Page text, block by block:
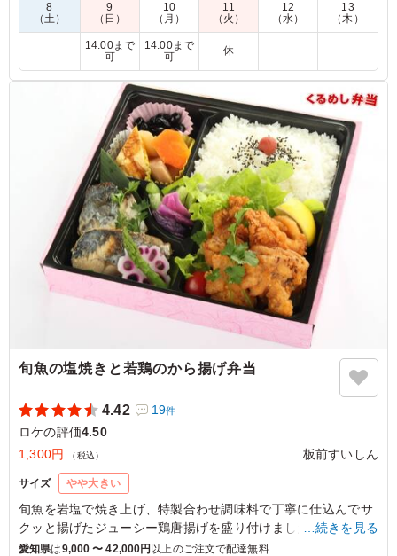
5.0
暑い日の外でのお弁当だったのですが、ハンバーグもおろ
しポン酢でさっぱり食べられジューシーで、肉じゃがもゴ
ロゴロしたじゃがいもが四つも入っておりボリューム満点
でした。スタッフみんなも完食してくれ、高評価でした。
ご利用シーン：ロケ・撮影›ロケ
愛知県春日井市明知町2022/07/23
8
（土）
9
（日）
10
（月）
11
（火）
12
（水）
13
（木）
－
14:00まで
可
14:00まで
可
休 － －
旬魚の塩焼きと若鶏のから揚げ弁当
4.42 19件
ロケの評価4.50
1,300円
（税込） 板前すいしん
サイズ やや大きい
旬魚を岩塩で焼き上げ、特製合わせ調味料で丁寧に仕込んでサ
クッと揚げたジューシー鶏唐揚げを盛り付けました。旨みのあ
るお肉とお魚のコラボをお楽しみください。そしてお腹に優し
…続きを見る
愛知県は9,000 〜 42,000円以上のご注文で配達無料